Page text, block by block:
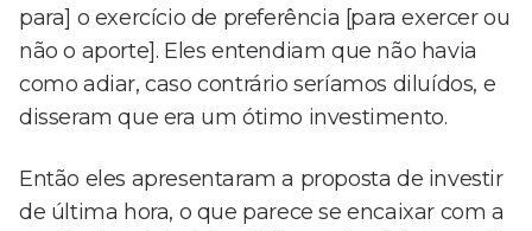
para] o exercício de preferência [para exercer ou
não o aporte]. Eles entendiam que não havia
como adiar, caso contrário seríamos diluídos, e
disseram que era um ótimo investimento.
Então eles apresentaram a proposta de investir
de última hora, o que parece se encaixar com a